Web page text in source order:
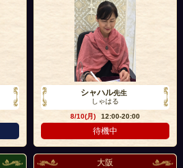
シャハル先生
しゃはる
8/10(月)
12:00-20:00
待機中
大阪